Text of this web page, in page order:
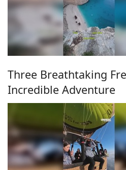
Three Breathtaking
Incredible Adventure